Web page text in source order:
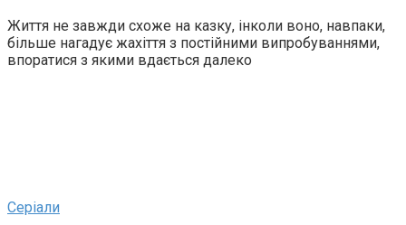
Життя не завжди схоже на казку, інколи воно, навпаки,
більше нагадує жахіття з постійними випробуваннями,
впоратися з якими вдається далеко
Серіали